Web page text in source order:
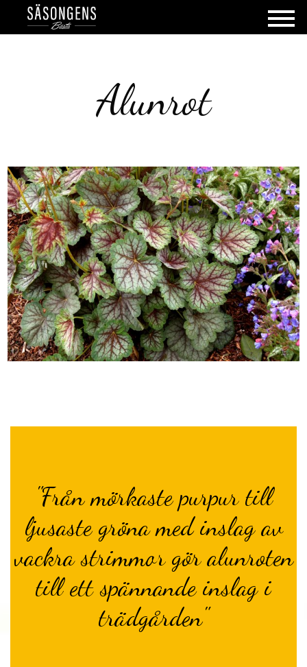
Alunrot
"Från mörkaste purpur till
ljusaste gröna med inslag av
vackra strimmor gör alunroten
till ett spännande inslag i
trädgården"